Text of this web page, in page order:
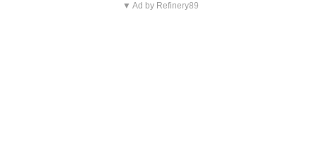
▼ Ad by Refinery89